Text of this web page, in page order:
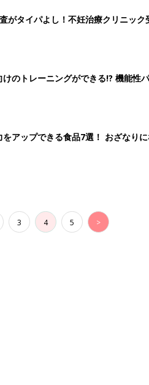
がタイパよし！不妊治療クリニック
けのトレーニングができる!? 機能性
アップできる食品7選！ おざなり
3 4 5 >